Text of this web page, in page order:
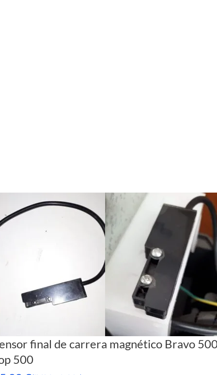
final de carrera magnético Bravo
500